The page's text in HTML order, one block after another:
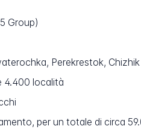
Group)
Perekrestok,
4.400 località
per un totale di circa